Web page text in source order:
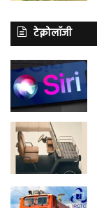
टेक्नोलॉजी